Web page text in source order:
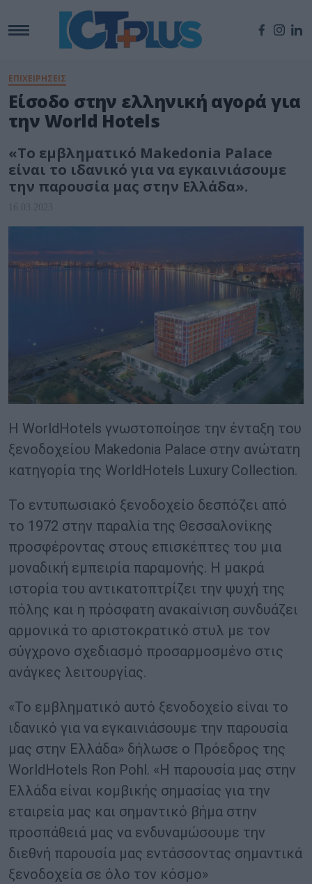
ΕΠΙΧΕΙΡΗΣΕΙΣ
Είσοδο στην ελληνική αγορά για
την World Hotels
«Το εμβληματικό Makedonia Palace
είναι το ιδανικό για να εγκαινιάσουμε
την παρουσία μας στην Ελλάδα».
16.03.2023
Η WorldHotels γνωστοποίησε την ένταξη του
ξενοδοχείου Makedonia Palace στην ανώτατη
κατηγορία της WorldHotels Luxury Collection.
Το εντυπωσιακό ξενοδοχείο δεσπόζει από
το 1972 στην παραλία της Θεσσαλονίκης
προσφέροντας στους επισκέπτες του μια
μοναδική εμπειρία παραμονής. Η μακρά
ιστορία του αντικατοπτρίζει την ψυχή της
πόλης και η πρόσφατη ανακαίνιση συνδυάζει
αρμονικά το αριστοκρατικό στυλ με τον
σύγχρονο σχεδιασμό προσαρμοσμένο στις
ανάγκες λειτουργίας.
«Το εμβληματικό αυτό ξενοδοχείο είναι το
ιδανικό για να εγκαινιάσουμε την παρουσία
μας στην Ελλάδα» δήλωσε ο Πρόεδρος της
WorldHotels Ron Pohl. «Η παρουσία μας στην
Ελλάδα είναι κομβικής σημασίας για την
εταιρεία μας και σημαντικό βήμα στην
προσπάθειά μας να ενδυναμώσουμε την
διεθνή παρουσία μας εντάσσοντας σημαντικά
ξενοδοχεία σε όλο τον κόσμο»